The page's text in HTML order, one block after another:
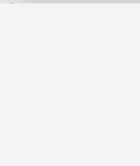
Üreticinin tarımsal üretimden önce